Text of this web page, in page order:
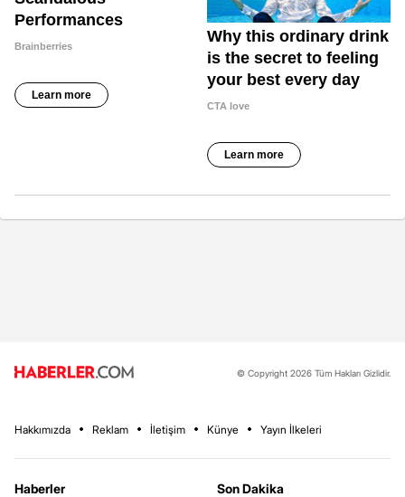
© Copyright 2026 Tüm Hakları Gizlidir.
Hakkımızda Reklam İletişim Künye Yayın İlkeleri
Haberler
Son Dakika